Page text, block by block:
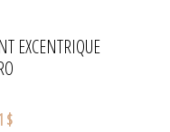
EXCENTRIQUE
$